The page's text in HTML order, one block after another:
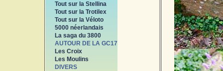
Tout sur la Stellina
Tout sur la Trotilex
Tout sur la Véloto
5000 néerlandais
La saga du 3800
AUTOUR DE LA GC17
Les Croix
Les Moulins
DIVERS